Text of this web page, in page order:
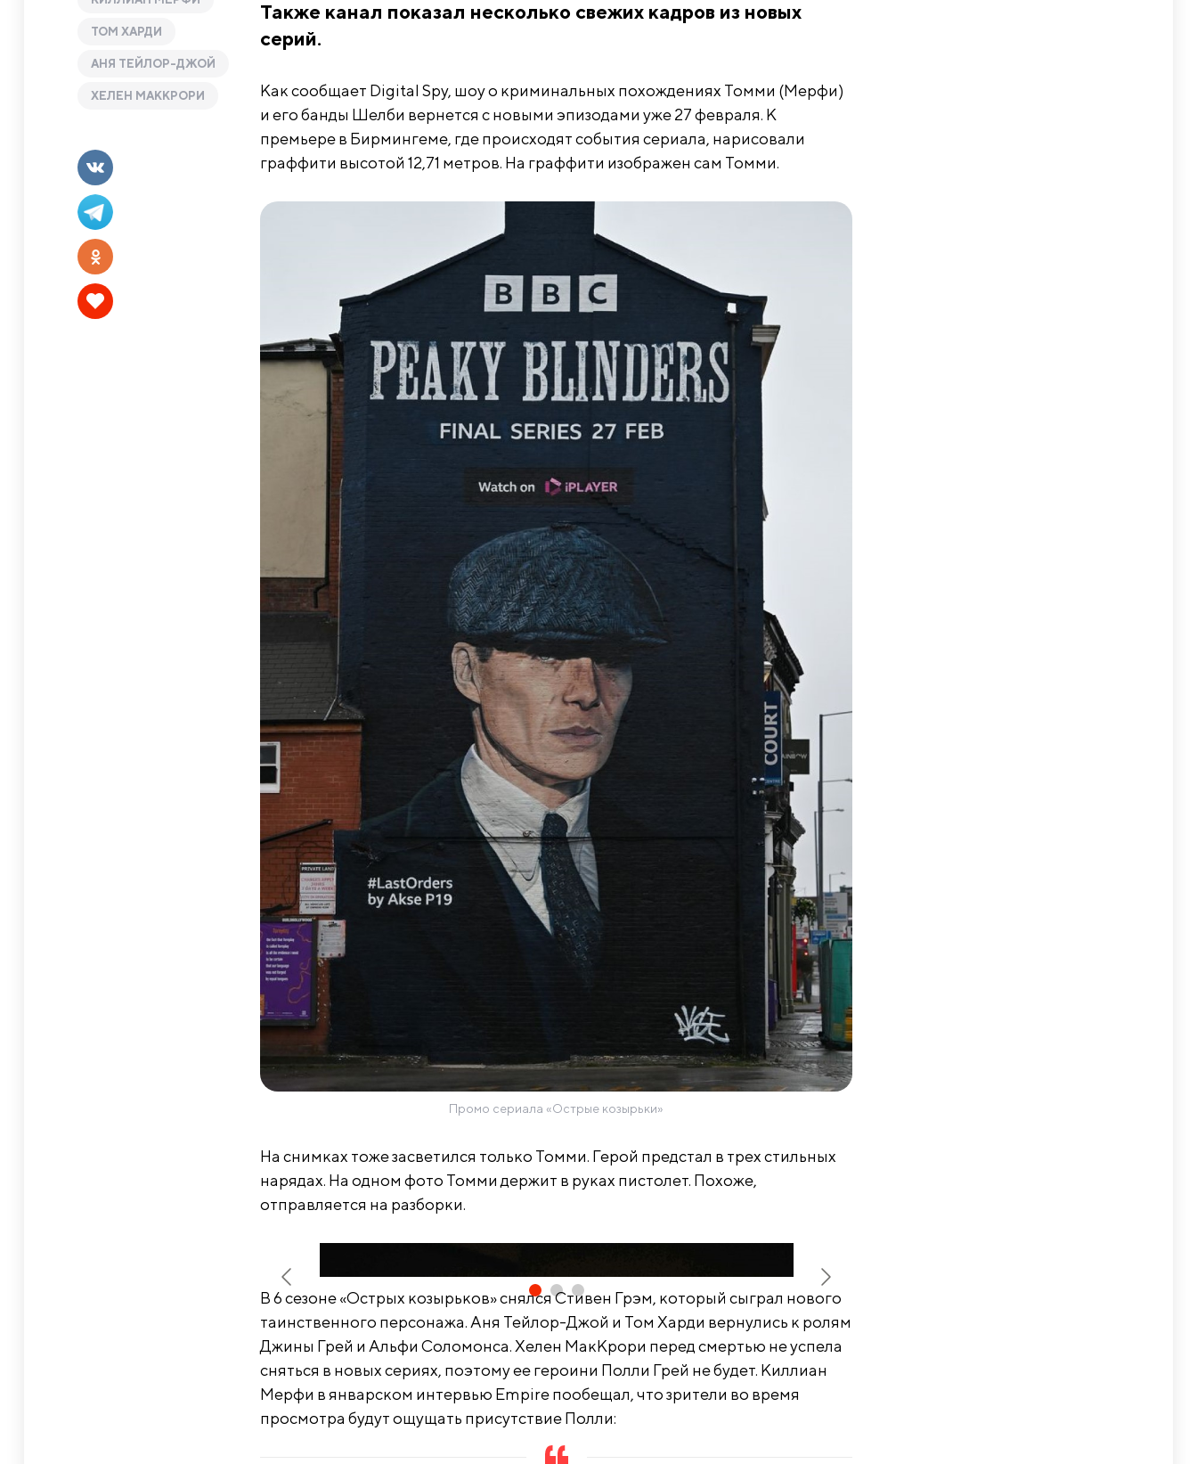
ТОМ ХАРДИ
АНЯ ТЕЙЛОР-ДЖОЙ
ХЕЛЕН МАККРОРИ
Также канал показал несколько свежих кадров из новых
серий.
Как сообщает Digital Spy, шоу о криминальных похождениях Томми (Мерфи)
и его банды Шелби вернется с новыми эпизодами уже 27 февраля. К
премьере в Бирмингеме, где происходят события сериала, нарисовали
граффити высотой 12,71 метров. На граффити изображен сам Томми.
Промо сериала «Острые козырьки»
На снимках тоже засветился только Томми. Герой предстал в трех стильных
нарядах. На одном фото Томми держит в руках пистолет. Похоже,
отправляется на разборки.
В 6 сезоне «Острых козырьков» снялся Стивен Грэм, который сыграл нового
таинственного персонажа. Аня Тейлор-Джой и Том Харди вернулись к ролям
Джины Грей и Альфи Соломонса. Хелен МакКрори перед смертью не успела
сняться в новых сериях, поэтому ее героини Полли Грей не будет. Киллиан
Мерфи в январском интервью Empire пообещал, что зрители во время
просмотра будут ощущать присутствие Полли: